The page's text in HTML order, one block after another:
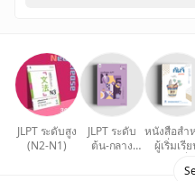
JLPT ระดับสูง
(N2-N1)
JLPT ระดับ
ต้น-กลาง
หนังสือสำ
ผู้เริ่มเรี